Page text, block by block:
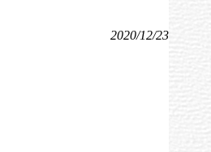
2020/12/23